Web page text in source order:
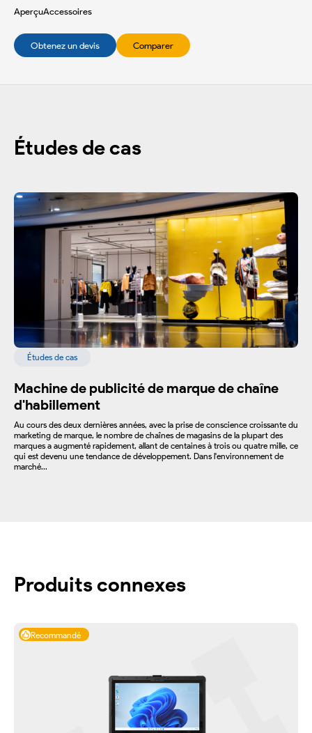
AperçuAccessoires
Obtenez un devis Comparer
Études de cas
Études de cas
Machine de publicité de marque de chaîne
d'habillement
Au cours des deux dernières années, avec la prise de conscience croissante du
marketing de marque, le nombre de chaînes de magasins de la plupart des
marques a augmenté rapidement, allant de centaines à trois ou quatre mille, ce
qui est devenu une tendance de développement. Dans l'environnement de
marché...
Produits connexes
Recommandé